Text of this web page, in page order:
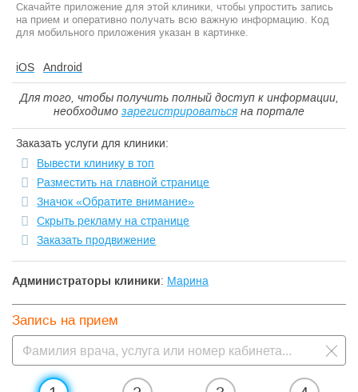
Скачайте приложение для этой клиники, чтобы упростить запись
на прием и оперативно получать всю важную информацию. Код
для мобильного приложения указан в картинке.
iOS Android
Для того, чтобы получить полный доступ к информации,
необходимо зарегистрироватьсяна портале
Заказать услуги для клиники:
Вывести клинику в топ
Разместить на главной странице
Значок «Обратите внимание»
Скрыть рекламу на странице
Заказать продвижение
Администраторы клиники: Марина
Запись на прием